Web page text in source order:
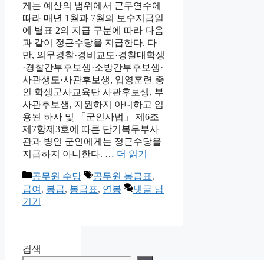
게는 예산의 범위에서 근무연수에
따라 매년 1월과 7월의 보수지급일
에 별표 2의 지급 구분에 따라 다음
과 같이 정근수당을 지급한다. 다
만, 의무경찰·경비교도·경찰대학생
·경찰간부후보생·소방간부후보생·
사관생도·사관후보생, 입영훈련 중
인 학생군사교육단 사관후보생, 부
사관후보생, 지원하지 아니하고 임
용된 하사 및 「군인사법」 제6조
제7항제3호에 따른 단기복무부사
관과 병인 군인에게는 정근수당을
지급하지 아니한다. … 더 읽기
카
테
고
공무원 수당
태
그
공무원 봉급표,
급여 , 봉급, 봉급표, 연봉
댓글 남
기기
검색